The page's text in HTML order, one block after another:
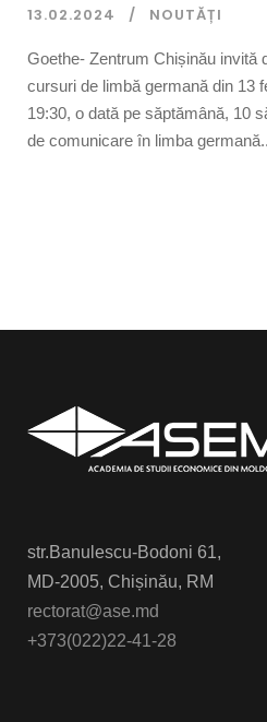
13.02.2024 NOUTĂȚI
Goethe- Zentrum Chișinău invită
cursuri de limbă germană din 13
19:30, o dată pe săptămână, 10
de comunicare în limba
str.Banulescu-Bodoni 61,
MD-2005, Chișinău, RM
rectorat@ase.md
+373(022)22-41-28